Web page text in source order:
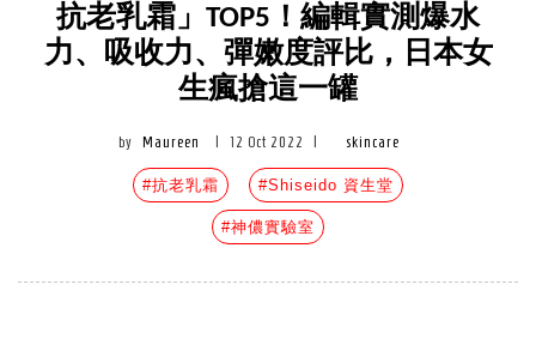
抗老乳霜」TOP5！編輯實測爆水
力、吸收力、彈嫩度評比，日本女
生瘋搶這一罐
by Maureen 12 Oct 2022 skincare
#抗老乳霜 #Shiseido 資生堂
#神儂實驗室